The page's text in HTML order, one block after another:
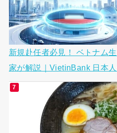
新規赴任者必見！ ベトナム
家が解説｜VietinBank 日本人